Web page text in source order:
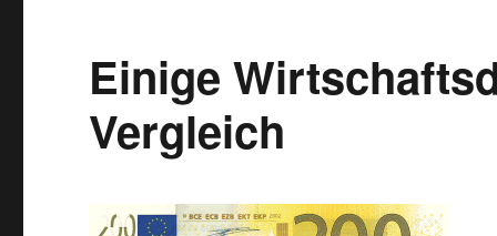
Vergleich
Einige
Vergleich